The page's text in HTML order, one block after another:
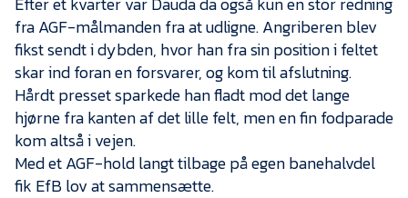
fra AGF-målmanden fra at udligne. Angriberen blev
fikst sendt i dybden, hvor han fra sin position i feltet
skar ind foran en forsvarer, og kom til afslutning.
Hårdt presset sparkede han fladt mod det lange
hjørne fra kanten af det lille felt, men en fin fodparade
kom altså i vejen.
Med et AGF-hold langt tilbage på egen banehalvdel
fik EfB lov at sammensætte.